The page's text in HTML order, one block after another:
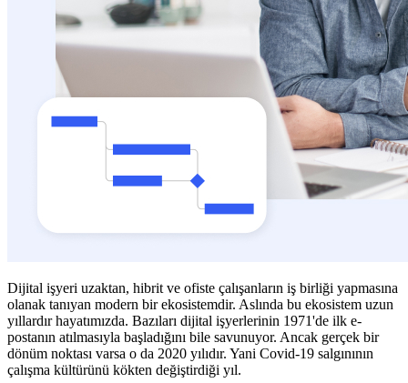
Dijital işyeri uzaktan, hibrit ve ofiste çalışanların iş birliği yapmasına
olanak tanıyan modern bir ekosistemdir. Aslında bu ekosistem uzun
yıllardır hayatımızda. Bazıları dijital işyerlerinin 1971'de ilk e-
postanın atılmasıyla başladığını bile savunuyor. Ancak gerçek bir
dönüm noktası varsa o da 2020 yılıdır. Yani Covid-19 salgınının
çalışma kültürünü kökten değiştirdiği yıl.